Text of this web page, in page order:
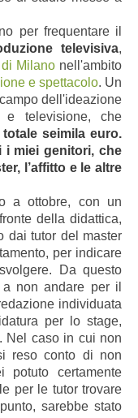
per frequentare il
televisiva,
Milanonell'ambito
e spettacolo. Un
dell'ideazione
televisione, che
seimila euro.
i miei genitori, che
l’affitto e le altre
a ottobre, con un
della didattica,
dai tutor del master
per indicare
Da questo
non andare per il
individuata
per lo stage,
Nel caso in cui non
reso conto di non
potuto certamente
per le tutor trovare
sarebbe stato